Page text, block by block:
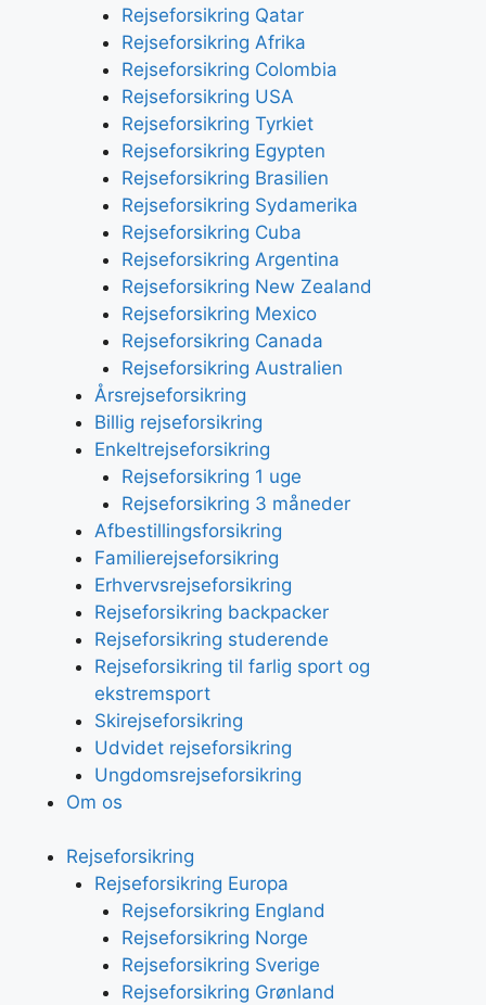
Rejseforsikring Qatar
Rejseforsikring Afrika
Rejseforsikring Colombia
Rejseforsikring USA
Rejseforsikring Tyrkiet
Rejseforsikring Egypten
Rejseforsikring Brasilien
Rejseforsikring Sydamerika
Rejseforsikring Cuba
Rejseforsikring Argentina
Rejseforsikring New Zealand
Rejseforsikring Mexico
Rejseforsikring Canada
Rejseforsikring Australien
Årsrejseforsikring
Billig rejseforsikring
Enkeltrejseforsikring
Rejseforsikring 1 uge
Rejseforsikring 3 måneder
Afbestillingsforsikring
Familierejseforsikring
Erhvervsrejseforsikring
Rejseforsikring backpacker
Rejseforsikring studerende
Rejseforsikring til farlig sport og
ekstremsport
Skirejseforsikring
Udvidet rejseforsikring
Ungdomsrejseforsikring
Om os
Rejseforsikring
Rejseforsikring Europa
Rejseforsikring England
Rejseforsikring Norge
Rejseforsikring Sverige
Rejseforsikring Grønland